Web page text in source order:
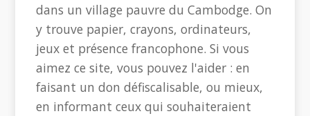
dans un village pauvre du Cambodge. On
y trouve papier, crayons, ordinateurs,
jeux et présence francophone. Si vous
aimez ce site, vous pouvez l'aider : en
faisant un don défiscalisable, ou mieux,
en informant ceux qui souhaiteraient